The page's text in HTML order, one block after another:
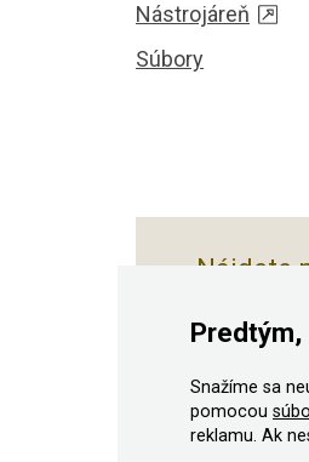
Nástrojáreň
Súbory
Nájdete
© 2011–2026
Snažíme sa
pomocou
reklamu. Ak